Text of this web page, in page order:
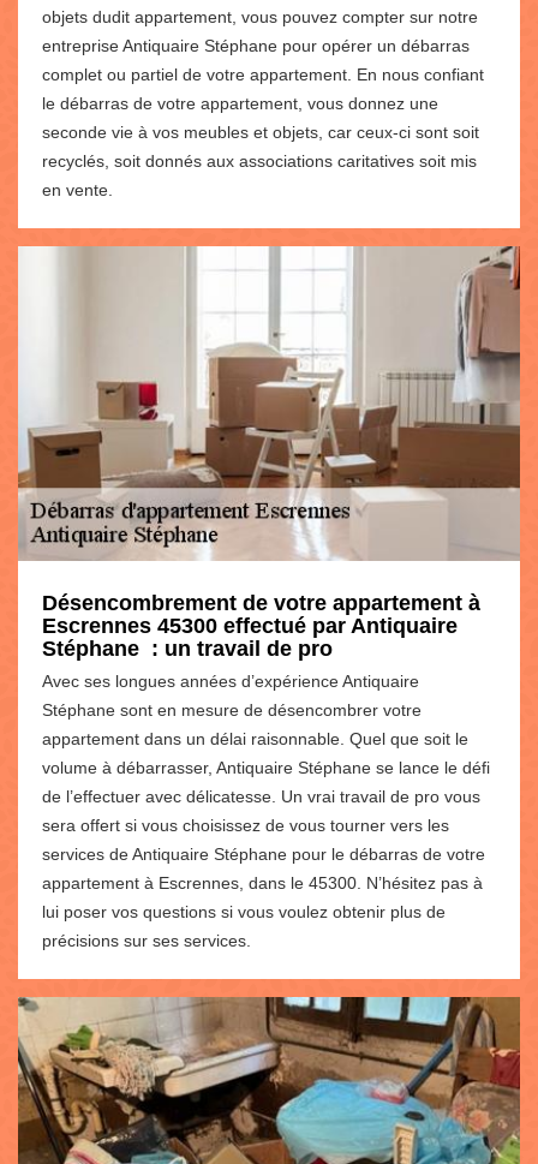
objets dudit appartement, vous pouvez compter sur notre
entreprise Antiquaire Stéphane pour opérer un débarras
complet ou partiel de votre appartement. En nous confiant
le débarras de votre appartement, vous donnez une
seconde vie à vos meubles et objets, car ceux-ci sont soit
recyclés, soit donnés aux associations caritatives soit mis
en vente.
Désencombrement de votre appartement à
Escrennes 45300 effectué par Antiquaire
Stéphane : un travail de pro
Avec ses longues années d’expérience Antiquaire
Stéphane sont en mesure de désencombrer votre
appartement dans un délai raisonnable. Quel que soit le
volume à débarrasser, Antiquaire Stéphane se lance le défi
de l’effectuer avec délicatesse. Un vrai travail de pro vous
sera offert si vous choisissez de vous tourner vers les
services de Antiquaire Stéphane pour le débarras de votre
appartement à Escrennes, dans le 45300. N’hésitez pas à
lui poser vos questions si vous voulez obtenir plus de
précisions sur ses services.